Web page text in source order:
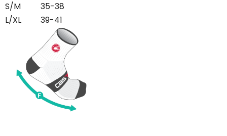
S/M
35-38
L/XL
39-41